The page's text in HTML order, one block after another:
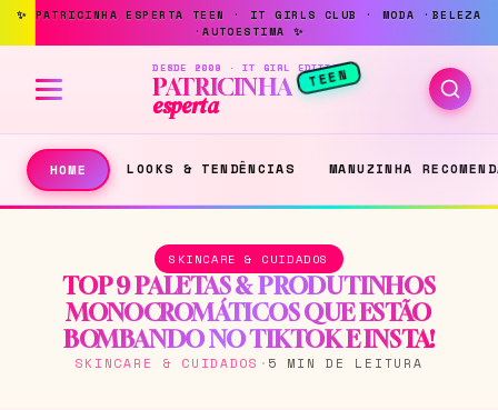
DESDE 2009 · IT GIRL EDITION
PATRICINHA TEEN
esperta
HOME LOOKS & TENDÊNCIAS MANUZINHA
SKINCARE & CUIDADOS
TOP 9 PALETAS & PRODUTINHOS
MONOCROMÁTICOS QUE ESTÃO
BOMBANDO NO TIKTOK E INSTA!
SKINCARE & CUIDADOS · 5 MIN DE LEITURA